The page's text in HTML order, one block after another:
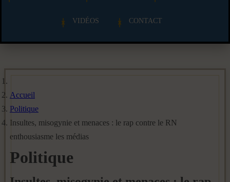
VIDÉOS CONTACT
Accueil
Politique
Insultes, misogynie et menaces : le rap contre le RN
enthousiasme les médias
Politique